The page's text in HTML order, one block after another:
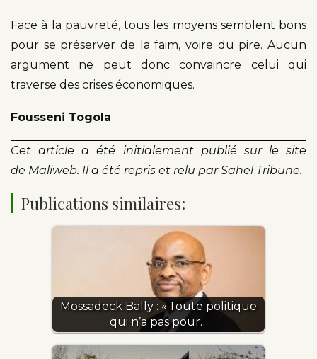
Face à la pauvreté, tous les moyens semblent bons
pour se préserver de la faim, voire du pire. Aucun
argument ne peut donc convaincre celui qui
traverse des crises économiques.
Fousseni Togola
Cet article a été initialement publié sur le site
de Maliweb. Il a été repris et relu par Sahel Tribune.
Publications similaires:
Mossadeck Bally : « Toute politique
qui n’a pas pour…